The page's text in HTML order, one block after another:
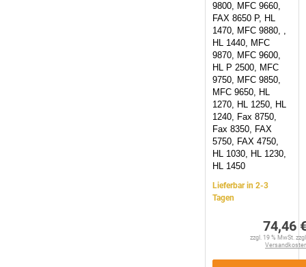
9800, MFC 9660,
FAX 8650 P, HL
1470, MFC 9880, ,
HL 1440, MFC
9870, MFC 9600,
HL P 2500, MFC
9750, MFC 9850,
MFC 9650, HL
1270, HL 1250, HL
1240, Fax 8750,
Fax 8350, FAX
5750, FAX 4750,
HL 1030, HL 1230,
HL 1450
Lieferbar in 2-3
Tagen
74,46
zzgl. 19 % MwSt.